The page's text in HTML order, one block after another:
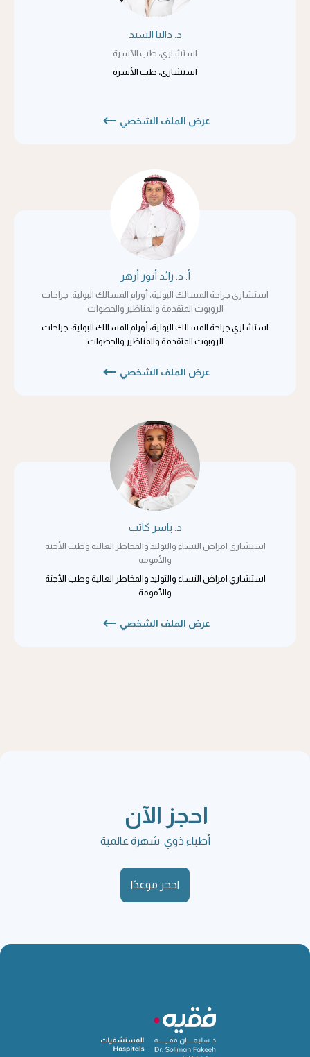
د. داليا السيد
استشاري، طب الأسرة
استشاري، طب الأسرة
عرض الملف الشخصي
أ. د. رائد أنور أزهر
استشاري جراحة المسالك البولية، أورام المسالك البولية، جراحات
الروبوت المتقدمة والمناظير والحصوات
استشاري جراحة المسالك البولية، أورام المسالك البولية، جراحات
الروبوت المتقدمة والمناظير والحصوات
عرض الملف الشخصي
د. ياسر كاتب
استشاري امراض النساء والتوليد والمخاطر العالية وطب الأجنة
والأمومة
استشاري امراض النساء والتوليد والمخاطر العالية وطب الأجنة
والأمومة
عرض الملف الشخصي
احجز الآن
أطباء ذوي شهرة عالمية
احجز موعدًا